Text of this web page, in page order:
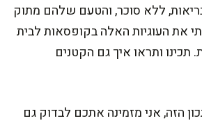
ללא סוכר, והטעם שלהם מתוק
את העוגיות האלה בקופסאות לבית
תכינו ותראו איך גם הקטנים
הזה, אני מזמינה אתכם לבדוק גם